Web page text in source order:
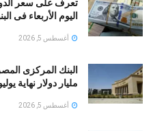
تعرف على سعر
اليوم الأربعاء فى
أغسطس 5, 2026
مليار دولار نهاية
أغسطس 5, 2026